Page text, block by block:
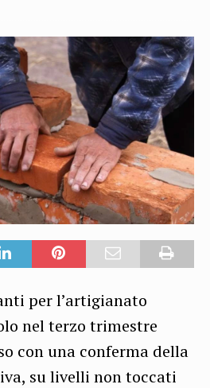
per l’artigianato
nel terzo trimestre
con una conferma della
su livelli non toccati